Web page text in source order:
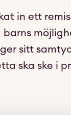
in ett
barns
sitt
ska ske i